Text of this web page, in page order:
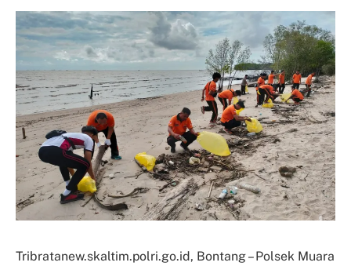
Tribratanew.skaltim.polri.go.id, Bontang – Polsek Muara